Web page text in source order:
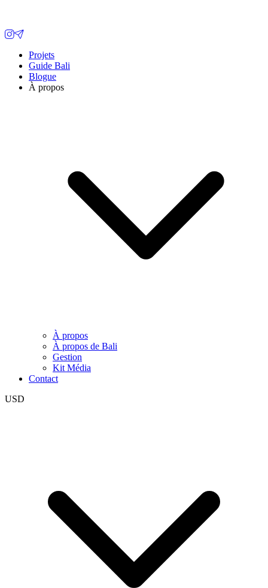
Projets
Guide Bali
Blogue
À propos
À propos
À propos de Bali
Gestion
Kit Média
Contact
USD